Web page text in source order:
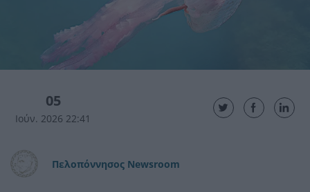
05
Ιούν. 2026 22:41
Πελοπόννησος Newsroom